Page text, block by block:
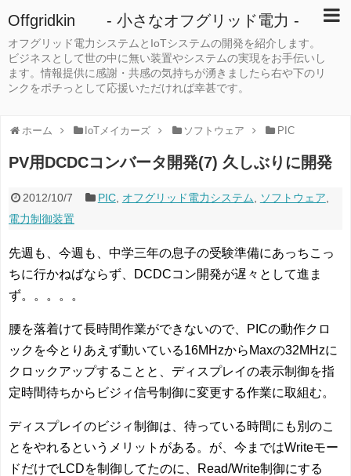
Offgridkin - 小さなオフグリッド電力 -
オフグリッド電力システムとIoTシステムの開発を紹介します。
ビジネスとして世の中に無い装置やシステムの実現をお手伝いし
ます。情報提供に感謝・共感の気持ちが湧きましたら右や下のリ
ンクをポチっとして応援いただければ幸甚です。
ホーム IoTメイカーズ ソフトウェア PIC
PV用DCDCコンバータ開発(7) 久しぶりに開発
2012/10/7 PIC, オフグリッド電力システム ソフトウェア
電力制御装置
先週も、今週も、中学三年の息子の受験準備にあっちこっ
ちに行かねばならず、DCDCコン開発が遅々として進ま
ず。。。。。
腰を落着けて長時間作業ができないので、PICの動作クロ
ックを今とりあえず動いている16MHzからMaxの32MHzに
クロックアップすることと、ディスプレイの表示制御を指
定時間待ちからビジィ信号制御に変更する作業に取組む。
ディスプレイのビジィ制御は、待っている時間にも別のこ
とをやれるというメリットがある。が、今まではWriteモー
ドだけでLCDを制御してたのに、Read/Write制御にする